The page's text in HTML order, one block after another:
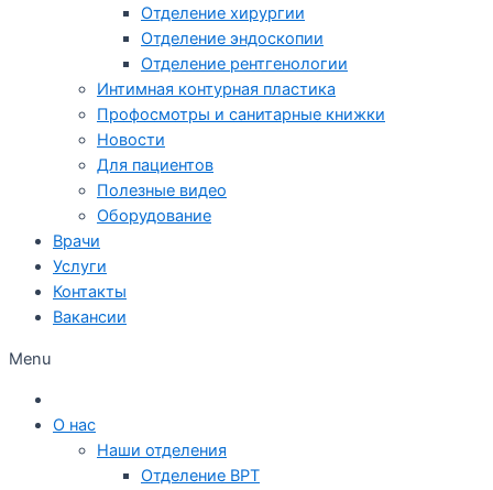
Отделение хирургии
Отделение эндоскопии
Отделение рентгенологии
Интимная контурная пластика
Профосмотры и санитарные книжки
Новости
Для пациентов
Полезные видео
Оборудование
Врачи
Услуги
Контакты
Вакансии
Menu
О нас
Наши отделения
Отделение ВРТ